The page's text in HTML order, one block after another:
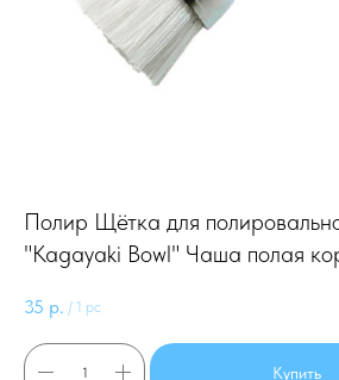
Полир Щётка для
"Kagayaki Bowl" Чаша полая
35 р. / 1 pc
Купить